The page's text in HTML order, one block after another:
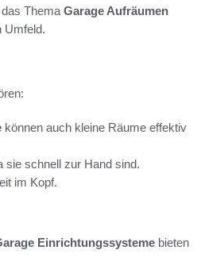
ThemaGarage Aufräumen
Umfeld.
können auch kleine Räume effektiv
sie schnell zur Hand sind.
im Kopf.
Einrichtungssysteme bieten